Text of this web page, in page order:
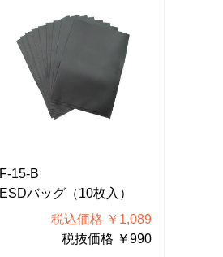
F-15-B
ESDバッグ（10枚入）
税込価格 ￥1,089
税抜価格 ￥990